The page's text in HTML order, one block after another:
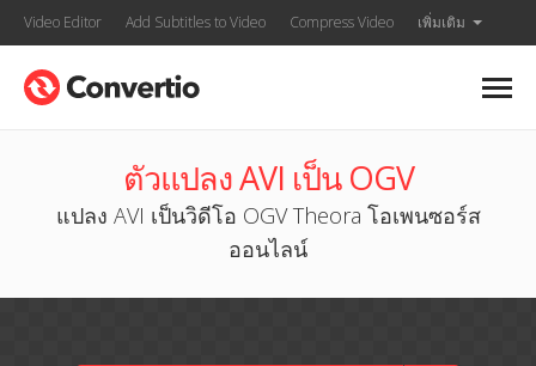
Video Editor Add Subtitles to Video Compress Video เพิ่มเติม
ตัวแปลง AVI เป็น OGV
แปลง AVI เป็นวิดีโอ OGV Theora โอเพนซอร์ส
ออนไลน์